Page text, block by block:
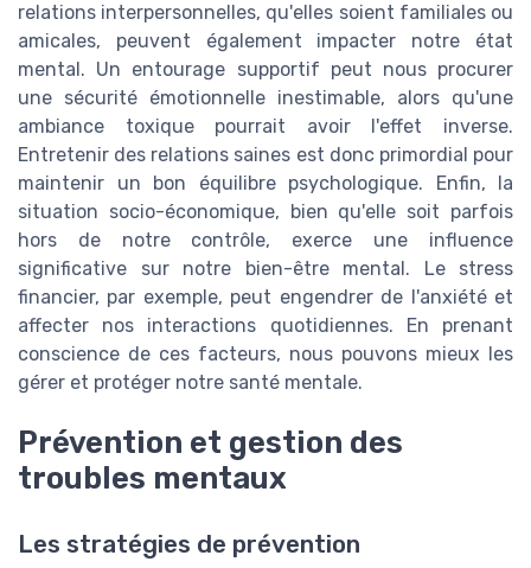
relations interpersonnelles, qu'elles soient familiales ou
amicales, peuvent également impacter notre état
mental. Un entourage supportif peut nous procurer
une sécurité émotionnelle inestimable, alors qu'une
ambiance toxique pourrait avoir l'effet inverse.
Entretenir des relations saines est donc primordial pour
maintenir un bon équilibre psychologique. Enfin, la
situation socio-économique, bien qu'elle soit parfois
hors de notre contrôle, exerce une influence
significative sur notre bien-être mental. Le stress
financier, par exemple, peut engendrer de l'anxiété et
affecter nos interactions quotidiennes. En prenant
conscience de ces facteurs, nous pouvons mieux les
gérer et protéger notre santé mentale.
Prévention et gestion des
troubles mentaux
Les stratégies de prévention